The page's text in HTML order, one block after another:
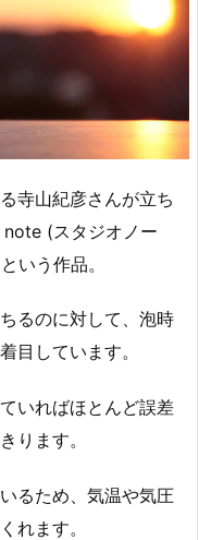
寺山紀彦さんが立ち
note (スタジオノー
という作品。
るのに対して、泡時
目しています。
いればほとんど誤差
ります。
るため、気温や気圧
れます。